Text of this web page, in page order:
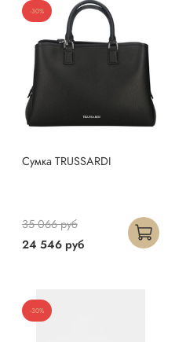
-30%
Сумка TRUSSARDI
24 546 руб
35 066 руб
-30%